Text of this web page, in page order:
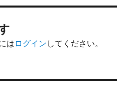
は ログイン してください。